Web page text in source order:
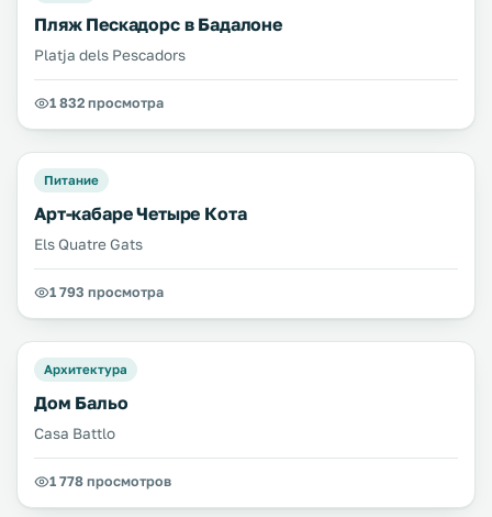
Пляж Пескадорс в Бадалоне
Platja dels Pescadors
1 832 просмотра
Питание
Арт-кабаре Четыре Кота
Els Quatre Gats
1 793 просмотра
Архитектура
Дом Бальо
Casa Battlo
1 778 просмотров